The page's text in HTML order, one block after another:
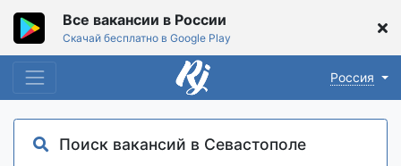
Все вакансии в России
Скачай бесплатно в Google Play
Россия
Поиск вакансий в Севастополе